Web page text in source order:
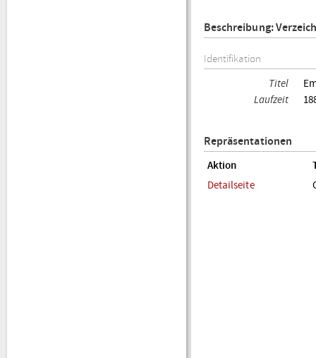
Beschreibung:
Identifikation
Titel
Laufzeit
Repräsentationen
Aktion
Detailseite